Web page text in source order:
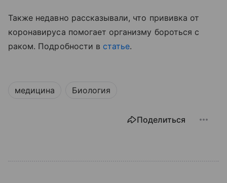
Также недавно рассказывали, что прививка от
коронавируса помогает организму бороться с
раком. Подробности в статье.
медицина Биология
Поделиться